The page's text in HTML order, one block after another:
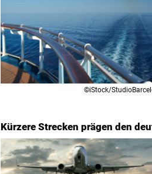
©iStock/
Kürzere Strecken prägen den